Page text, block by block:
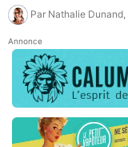
Par Nathalie Dunand
Annonce